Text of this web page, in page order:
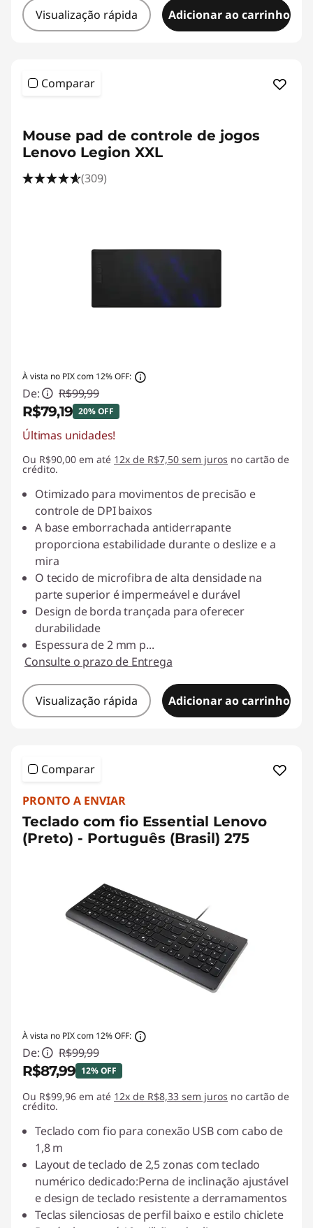
Visualização rápida Adicionar ao carrinho
Comparar
Mouse pad de controle de jogos
Lenovo Legion XXL
(309)
À vista no PIX com 12% OFF:
De: R$99,99
R$79,19 20% OFF
Economias instantâneas :
Últimas unidades!
Ou R$90,00 em até 12x de R$7,50 sem juros no cartão de
crédito.
Otimizado para movimentos de precisão e
controle de DPI baixos
A base emborrachada antiderrapante
proporciona estabilidade durante o deslize e a
mira
O tecido de microfibra de alta densidade na
parte superior é impermeável e durável
Design de borda trançada para oferecer
durabilidade
Espessura de 2 mm p...
Consulte o prazo de Entrega
Visualização rápida Adicionar ao carrinho
Comparar
PRONTO A ENVIAR
Teclado com fio Essential Lenovo
(Preto) - Português (Brasil) 275
À vista no PIX com 12% OFF:
De: R$99,99
R$87,99 12% OFF
Economias instantâneas :-R$12,00
Ou R$99,96 em até 12x de R$8,33 sem juros no cartão de
crédito.
Teclado com fio para conexão USB com cabo de
1,8 m
Layout de teclado de 2,5 zonas com teclado
numérico dedicado:Perna de inclinação ajustável
e design de teclado resistente a derramamentos
Teclas silenciosas de perfil baixo e estilo chiclete